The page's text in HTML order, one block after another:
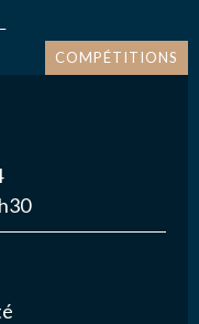
COMPÉTITIONS
GOLF